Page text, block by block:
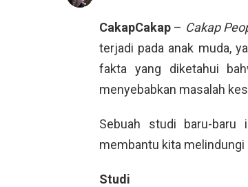
CakapCakap – Cakap
terjadi pada anak muda,
fakta yang diketahui
menyebabkan masalah
Sebuah studi baru-baru
membantu kita melindungi
Studi